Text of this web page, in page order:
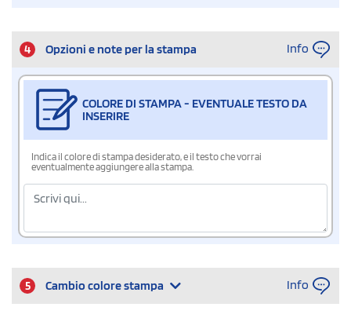
4 Opzioni e note per la stampa Info
COLORE DI STAMPA - EVENTUALE TESTO DA
INSERIRE
Indica il colore di stampa desiderato, e il testo che vorrai
eventualmente aggiungere alla stampa.
5 Cambio colore stampa Info